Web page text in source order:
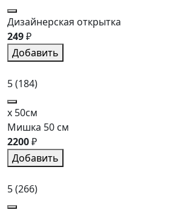
Дизайнерская открытка
249₽
Добавить
5(184)
x 50см
Мишка 50 см
2200₽
Добавить
5(266)